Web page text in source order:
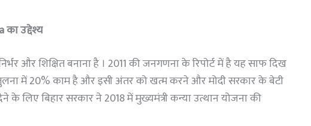
का उद्देश्य
और शिक्षित बनाना है । 2011 की जनगणना के रिपोर्ट में है यह साफ दिख
में 20% काम है और इसी अंतर को खत्म करने और मोदी सरकार के बेटी
लिए बिहार सरकार ने 2018 में मुख्यमंत्री कन्या उत्थान योजना की